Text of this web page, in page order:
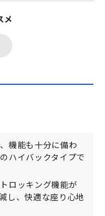
メ
機能も十分に備わ
ハイバックタイプで
ロッキング機能が
し、快適な座り心地